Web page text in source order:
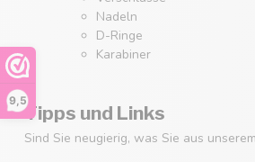
9,5
Nadeln
D-Ringe
Karabiner
Tipps und Links
Sind Sie neugierig, was Sie aus